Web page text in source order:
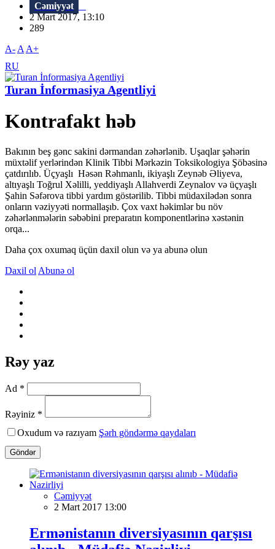
Cəmiyyət
2 Mart 2017, 13:10
289
A- A A+
RU
Turan İnformasiya Agentliyi
Kontrafakt həb
Bakının beş gənc sakini dərmandan zəhərlənib. Uşaqlar şəhərin
müxtəlif yerlərindən Klinik Tibbi Mərkəzin Toksikologiya Şöbəsinə
çatdırılıb. Üçyaşlı Həsən Rəhmanlı, ikiyaşlı Zeynəb Əliyeva,
altıyaşlı Toğrul Xəlilli, yeddiyaşlı Allahverdi Zeynalov və üçyaşlı
Şahin Səfərova tibbi yardım göstərilib. Tibbi müdaxilədən sonra
onların vəziyyəti normallaşıb. Çox vaxt həkimlər bu növ
zəhərlənmələrin səbəbini preparatın komponentlərinə xəstənin
orqa...
Daha çox oxumaq üçün daxil olun və ya abunə olun
Daxil ol Abunə ol
Rəy yaz
Ad *
Rəyiniz *
Oxudum və razıyam Şərh göndərmə qaydaları
Göndər
Cəmiyyət
2 Mart 2017 13:00
Ermənistanın diversiyasının qarşısı